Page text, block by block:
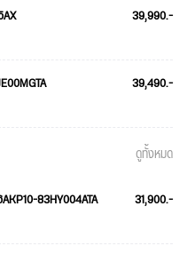
39,990.-
39,490.-
ดูทั้งหมด
83HY004ATA 31,900.-